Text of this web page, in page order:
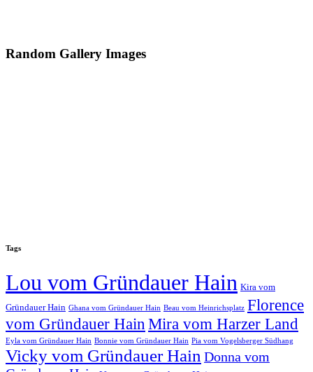
Random Gallery Images
Tags
Lou vom Gründauer Hain Kira vom
Gründauer Hain Ghana vom Gründauer Hain Beau vom Heinrichsplatz Florence
vom Gründauer Hain Mira vom Harzer Land
Eyla vom Gründauer Hain Bonnie vom Gründauer Hain Pia vom Vogelsberger Südhang
Vicky vom Gründauer Hain Donna vom